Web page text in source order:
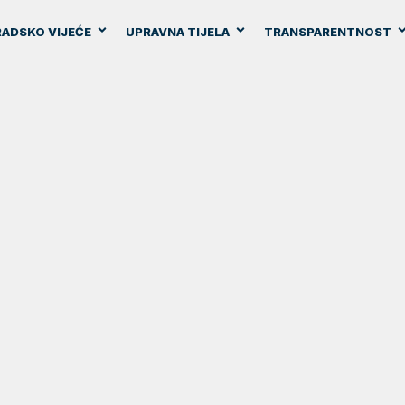
VIJEĆE UPRAVNA TIJELA
TRANSPARENTNOST